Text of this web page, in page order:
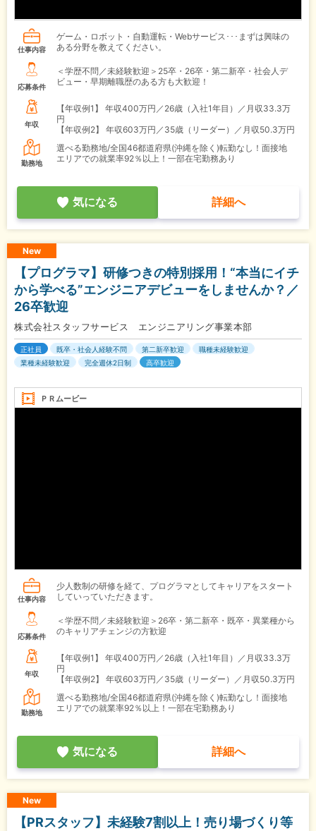
仕事内容
ゲーム・ロボット・自動運転・Webサービス･･･まずは興味の
ある分野を教えてください。
応募条件
＜学歴不問／未経験歓迎＞25卒・26卒・第二新卒・社会人デ
ビュー・早期離職歴のある方も大歓迎！
年収
【年収例1】
年収400万円／26歳（入社1年目）／月収33.3万
円
【年収例2】
年収603万円／35歳（リーダー）／月収50.3万円
勤務地
選べる勤務地/全国46都道府県(沖縄を除く)転勤なし！面接地
エリアでの就業率92％以上！一部在宅勤務あり
気になる 詳細へ
New
【プログラマ】研修つきの特別採用！“本当にイチ
から学べる”エンジニアデビューをしませんか？／
26卒歓迎
株式会社スタッフサービス エンジニアリング事業本部
正社員 既卒・社会人経験不問 第二新卒歓迎
職種未経験歓迎
業種未経験歓迎
完全週休2日制 高卒歓迎
ＰＲムービー
仕事内容
少人数制の研修を経て、プログラマとしてキャリアをスタート
していっていただきます。
応募条件
＜学歴不問／未経験歓迎＞26卒・第二新卒・既卒・異業種から
のキャリアチェンジの方歓迎
年収
【年収例1】
年収400万円／26歳（入社1年目）／月収33.3万
円
【年収例2】
年収603万円／35歳（リーダー）／月収50.3万円
勤務地
選べる勤務地/全国46都道府県(沖縄を除く)転勤なし！面接地
エリアでの就業率92％以上！一部在宅勤務あり
気になる 詳細へ
New
【PRスタッフ】未経験7割以上！売り場づくり等